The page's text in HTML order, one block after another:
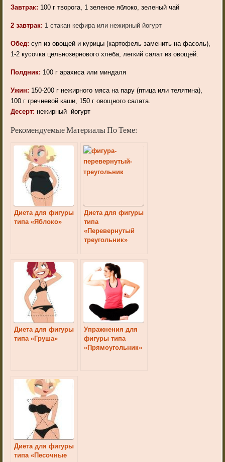
Завтрак: 100 г творога, 1 зеленое яблоко, зеленый чай
2 завтрак: 1 стакан кефира или нежирный йогурт
Обед:суп из овощей и курицы (картофель заменить на фасоль),
1-2 кусочка цельнозернового хлеба, легкий салат из овощей.
Полдник: 100 г арахиса или миндаля
Ужин: 150-200 г нежирного мяса на пару (птица или телятина),
100 г гречневой каши, 150 г овощного салата.
Десерт:нежирный йогурт
Рекомендуемые Материалы По Теме:
Диета для фигуры
типа «Яблоко»
Диета для фигуры
типа
«Перевернутый
треугольник»
Диета для фигуры
типа «Груша»
Упражнения для
фигуры типа
«Прямоугольник»
Диета для фигуры
типа «Песочные